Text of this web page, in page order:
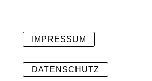
IMPRESSUM
DATENSCHUTZ